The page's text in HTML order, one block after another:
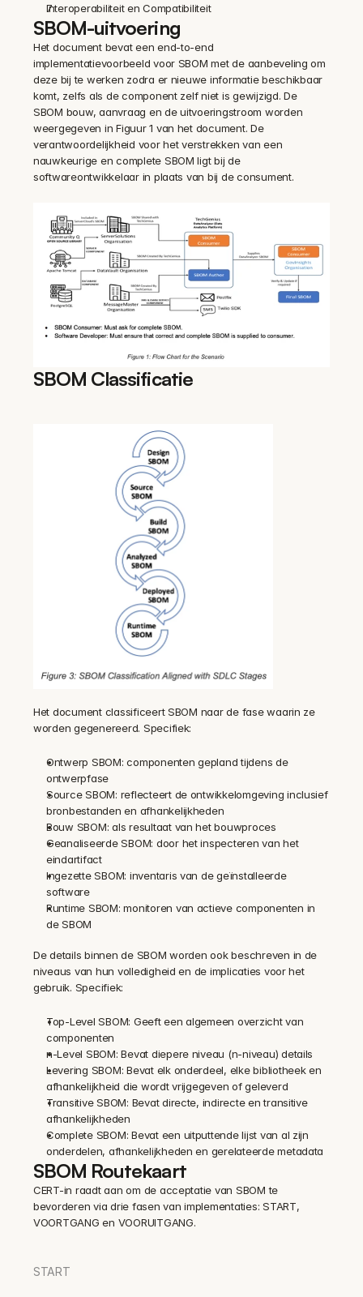
Interoperabiliteit en Compatibiliteit
SBOM-uitvoering
Het document bevat een end-to-end
implementatievoorbeeld voor SBOM met de aanbeveling om
deze bij te werken zodra er nieuwe informatie beschikbaar
komt, zelfs als de component zelf niet is gewijzigd. De
SBOM bouw, aanvraag en de uitvoeringstroom worden
weergegeven in Figuur 1 van het document. De
verantwoordelijkheid voor het verstrekken van een
nauwkeurige en complete SBOM ligt bij de
softwareontwikkelaar in plaats van bij de consument.
SBOM Classificatie
Het document classificeert SBOM naar de fase waarin ze
worden gegenereerd. Specifiek:
Ontwerp SBOM: componenten gepland tijdens de
ontwerpfase
Source SBOM: reflecteert de ontwikkelomgeving inclusief
bronbestanden en afhankelijkheden
Bouw SBOM: als resultaat van het bouwproces
Geanaliseerde SBOM: door het inspecteren van het
eindartifact
Ingezette SBOM: inventaris van de geïnstalleerde
software
Runtime SBOM: monitoren van actieve componenten in
de SBOM
De details binnen de SBOM worden ook beschreven in de
niveaus van hun volledigheid en de implicaties voor het
gebruik. Specifiek:
Top-Level SBOM: Geeft een algemeen overzicht van
componenten
n-Level SBOM: Bevat diepere niveau (n-niveau) details
Levering SBOM: Bevat elk onderdeel, elke bibliotheek en
afhankelijkheid die wordt vrijgegeven of geleverd
Transitive SBOM: Bevat directe, indirecte en transitive
afhankelijkheden
Complete SBOM: Bevat een uitputtende lijst van al zijn
onderdelen, afhankelijkheden en gerelateerde metadata
SBOM Routekaart
CERT-in raadt aan om de acceptatie van SBOM te
bevorderen via drie fasen van implementaties: START,
VOORTGANG en VOORUITGANG.
START